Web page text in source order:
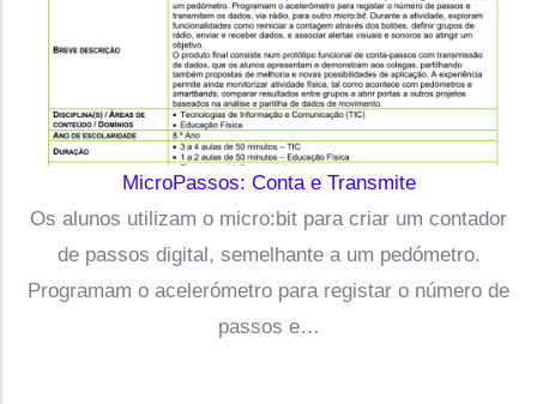
MicroPassos: Conta e Transmite
Os alunos utilizam o micro:bit para criar um contador
de passos digital, semelhante a um pedómetro.
Programam o acelerómetro para registar o número de
passos e…